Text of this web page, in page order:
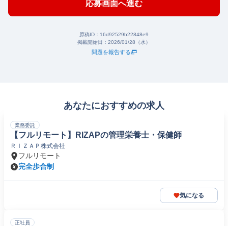
応募画面へ進む
原稿ID： 16d92529b22848e9
掲載開始日： 2026/01/28（水）
問題を報告する
あなたにおすすめの求人
業務委託
【フルリモート】RIZAPの管理栄養士・保健師
ＲＩＺＡＰ株式会社
フルリモート
完全歩合制
気になる
正社員